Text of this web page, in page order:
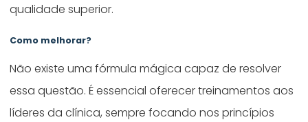
qualidade superior.
Como melhorar?
Não existe uma fórmula mágica capaz de resolver
essa questão. É essencial oferecer treinamentos aos
líderes da clínica, sempre focando nos princípios